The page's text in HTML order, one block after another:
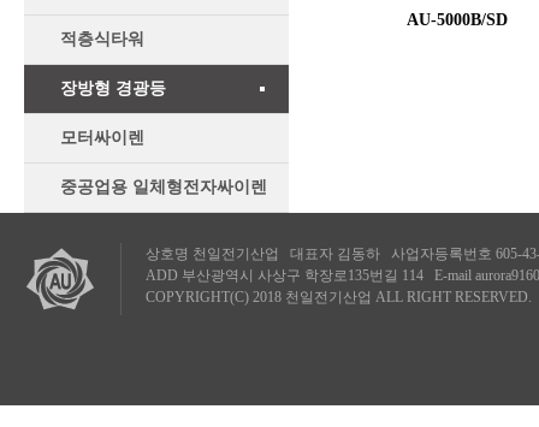
적층식타워
장방형 경광등
모터싸이렌
중공업용 일체형전자싸이렌
AU-5000B/SD
상호명 천일전기산업 대표자 김동하 사업자등록번호 605-
ADD 부산광역시 사상구 학장로135번길 114 E-mail
COPYRIGHT(C) 2018 천일전기산업 ALL RIGHT RESERVED.